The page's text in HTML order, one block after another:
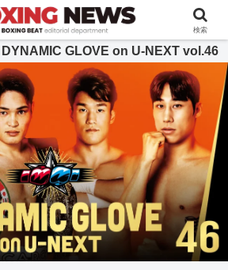
[ボクシング・ビート] 公式サイト
GLOVE on U-NEXT vol.46
検索